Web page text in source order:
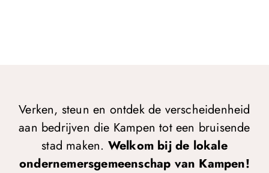
Verken, steun en ontdek de verscheidenheid
aan bedrijven die Kampen tot een bruisende
stad maken. Welkom bij de lokale
ondernemersgemeenschap van Kampen!